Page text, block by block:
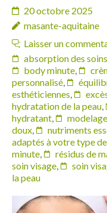
20 octobre 2025
masante-aquitaine
Laisser un
absorption des
body minute,
personnalisé,
esthéticiennes,
hydratation de la peau,
hydratant, modelage
doux, nutriments
adaptés à votre type
minute, résidus de
soin visage, soin
la peau